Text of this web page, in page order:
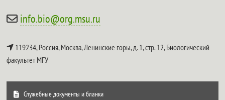
info.bio@org.msu.ru
119234, Россия, Москва, Ленинские горы, д. 1, стр. 12,Биологический
факультет МГУ
Служебные документы и бланки